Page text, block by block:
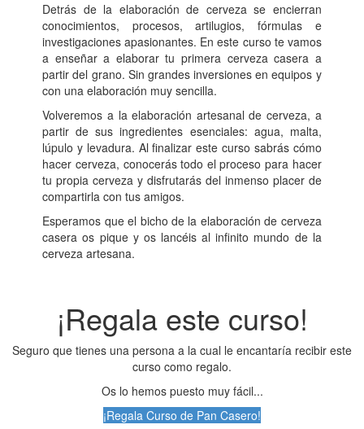
Detrás de la elaboración de cerveza se encierran
conocimientos, procesos, artilugios, fórmulas e
investigaciones apasionantes. En este curso te vamos
a enseñar a elaborar tu primera cerveza casera a
partir del grano. Sin grandes inversiones en equipos y
con una elaboración muy sencilla.
Volveremos a la elaboración artesanal de cerveza, a
partir de sus ingredientes esenciales: agua, malta,
lúpulo y levadura. Al finalizar este curso sabrás cómo
hacer cerveza, conocerás todo el proceso para hacer
tu propia cerveza y disfrutarás del inmenso placer de
compartirla con tus amigos.
Esperamos que el bicho de la elaboración de cerveza
casera os pique y os lancéis al infinito mundo de la
cerveza artesana.
¡Regala este curso!
Seguro que tienes una persona a la cual le encantaría recibir este
curso como regalo.
Os lo hemos puesto muy fácil...
¡Regala Curso de Pan Casero!